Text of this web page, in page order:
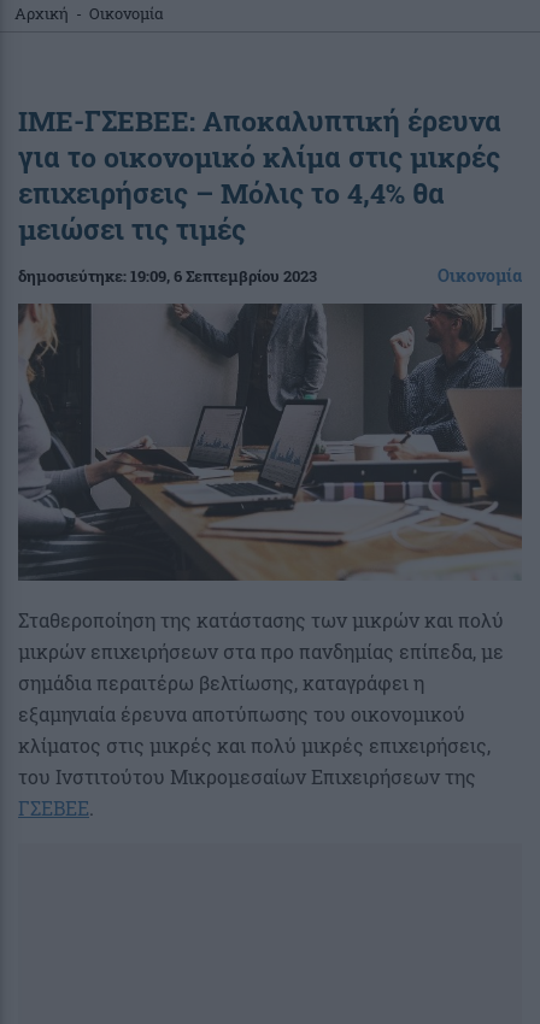
Αρχική - Οικονομία
ΙΜΕ-ΓΣΕΒΕΕ: Αποκαλυπτική έρευνα
για το οικονομικό κλίμα στις μικρές
επιχειρήσεις – Μόλις το 4,4% θα
μειώσει τις τιμές
δημοσιεύτηκε:19:09, 6 Σεπτεμβρίου 2023 Οικονομία
Σταθεροποίηση της κατάστασης των μικρών και πολύ
μικρών επιχειρήσεων στα προ πανδημίας επίπεδα, με
σημάδια περαιτέρω βελτίωσης, καταγράφει η
εξαμηνιαία έρευνα αποτύπωσης του οικονομικού
κλίματος στις μικρές και πολύ μικρές επιχειρήσεις,
του Ινστιτούτου Μικρομεσαίων Επιχειρήσεων της
ΓΣΕΒΕΕ.